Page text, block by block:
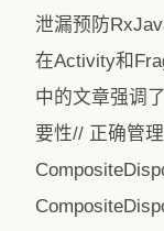
泄漏预防
在Activity和
中的文章强调
要性// 正确管